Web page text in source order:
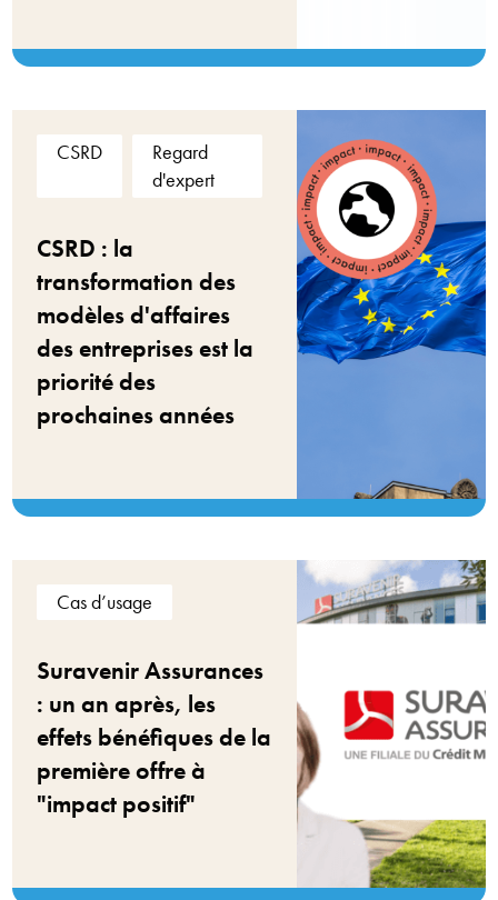
CSRD
Regard
d'expert
CSRD : la
transformation des
modèles d'affaires
des entreprises est la
priorité des
prochaines années
Cas d’usage
Suravenir Assurances
: un an après, les
effets bénéfiques de la
première offre à
"impact positif"